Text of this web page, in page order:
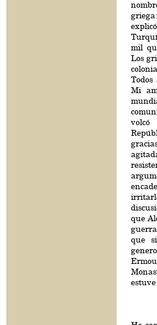
mil
Los
Mi
volcó
que
que